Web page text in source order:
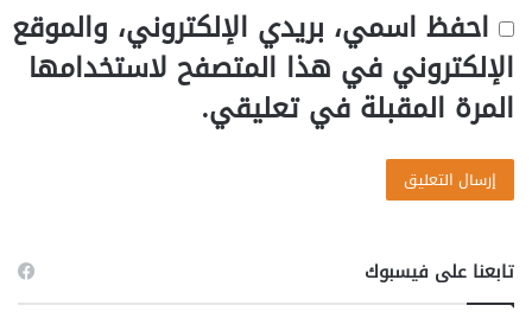
احفظ اسمي، بريدي الإلكتروني، والموقع
الإلكتروني في هذا المتصفح لاستخدامها
المرة المقبلة في تعليقي.
تابعنا على فيسبوك